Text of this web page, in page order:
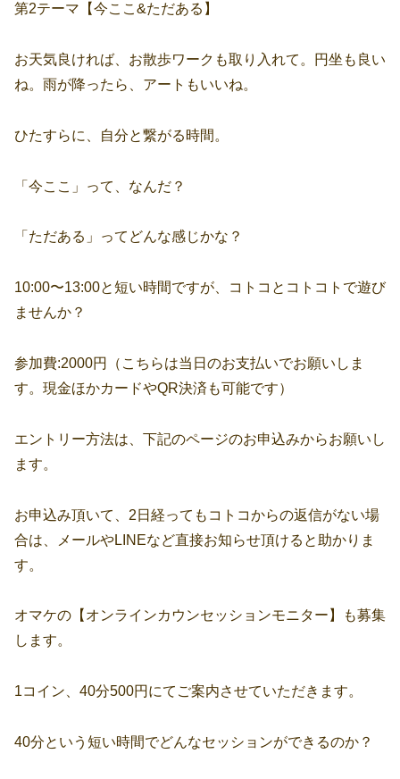
第2テーマ【今ここ&ただある】
お天気良ければ、お散歩ワークも取り入れて。円坐も良い
ね。雨が降ったら、アートもいいね。
ひたすらに、自分と繋がる時間。
「今ここ」って、なんだ？
「ただある」ってどんな感じかな？
10:00〜13:00と短い時間ですが、コトコとコトコトで遊び
ませんか？
参加費:2000円（こちらは当日のお支払いでお願いしま
す。現金ほかカードやQR決済も可能です）
エントリー方法は、下記のページのお申込みからお願いし
ます。
お申込み頂いて、2日経ってもコトコからの返信がない場
合は、メールやLINEなど直接お知らせ頂けると助かりま
す。
オマケの【オンラインカウンセッションモニター】も募集
します。
1コイン、40分500円にてご案内させていただきます。
40分という短い時間でどんなセッションができるのか？